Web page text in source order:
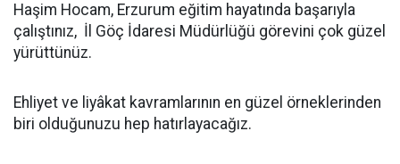
Haşim Hocam, Erzurum eğitim hayatında başarıyla
çalıştınız, İl Göç İdaresi Müdürlüğü görevini çok güzel
yürüttünüz.
Ehliyet ve liyâkat kavramlarının en güzel örneklerinden
biri olduğunuzu hep hatırlayacağız.